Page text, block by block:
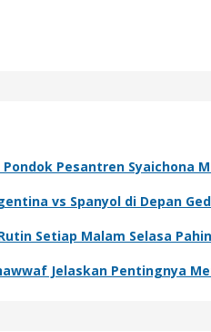
Pesantren Syaichona
vs Spanyol di Depan
Setiap Malam Selasa
Jelaskan Pentingnya